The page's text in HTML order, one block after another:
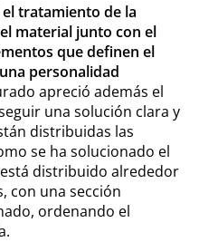
tratamiento de la
material junto con el
que definen el
personalidad
apreció además el
una solución clara y
distribuidas las
se ha solucionado el
distribuido alrededor
con una sección
ordenando el